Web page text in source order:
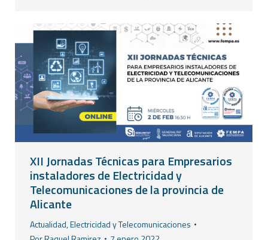
XII Jornadas Técnicas para Empresarios
instaladores de Electricidad y
Telecomunicaciones de la provincia de
Alicante
Actualidad,Electricidad y Telecomunicaciones